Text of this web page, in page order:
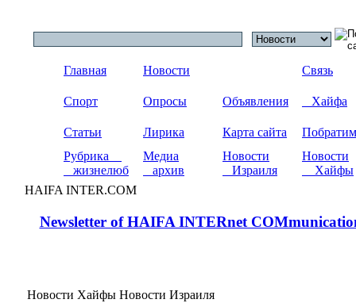
Главная Новости Связь
Спорт Опросы Объявления Хайфа
Статьи Лирика Карта сайта
Рубрика
жизнелюб
Медиа
архив
Новости
Израиля
Новости
Хайфы
HAIFA INTER.COM
Newsletter of HAIFA INTERnet
Новости Хайфы Новости Израиля